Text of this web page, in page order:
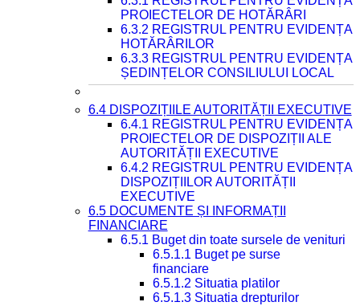
PROIECTELOR DE HOTĂRÂRI
6.3.2 REGISTRUL PENTRU EVIDENȚA
HOTĂRÂRILOR
6.3.3 REGISTRUL PENTRU EVIDENȚA
ȘEDINȚELOR CONSILIULUI LOCAL
6.4 DISPOZIȚIILE AUTORITĂȚII EXECUTIVE
6.4.1 REGISTRUL PENTRU EVIDENȚA
PROIECTELOR DE DISPOZIȚII ALE
AUTORITĂȚII EXECUTIVE
6.4.2 REGISTRUL PENTRU EVIDENȚA
DISPOZIȚIILOR AUTORITĂȚII
EXECUTIVE
6.5 DOCUMENTE ȘI INFORMAȚII
FINANCIARE
6.5.1 Buget din toate sursele de venituri
6.5.1.1 Buget pe surse
financiare
6.5.1.2 Situatia platilor
6.5.1.3 Situatia drepturilor